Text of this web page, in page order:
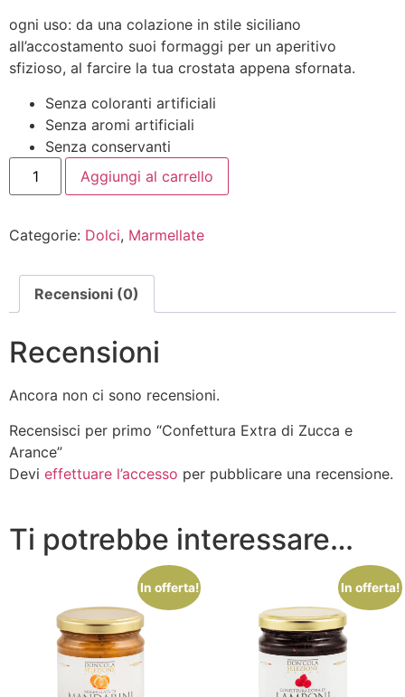
ogni uso: da una colazione in stile siciliano
all’accostamento suoi formaggi per un aperitivo
sfizioso, al farcire la tua crostata appena sfornata.
Senza coloranti artificiali
Senza aromi artificiali
Senza conservanti
Aggiungi al carrello
Categorie: Dolci, Marmellate
Recensioni (0)
Recensioni
Ancora non ci sono recensioni.
Recensisci per primo “Confettura Extra di Zucca e
Arance”
Devi effettuare l’accesso per pubblicare una recensione.
Ti potrebbe interessare…
In offerta! In offerta!